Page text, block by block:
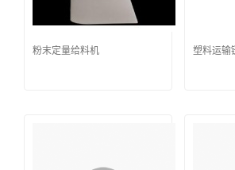
粉末定量给料机 塑料运输